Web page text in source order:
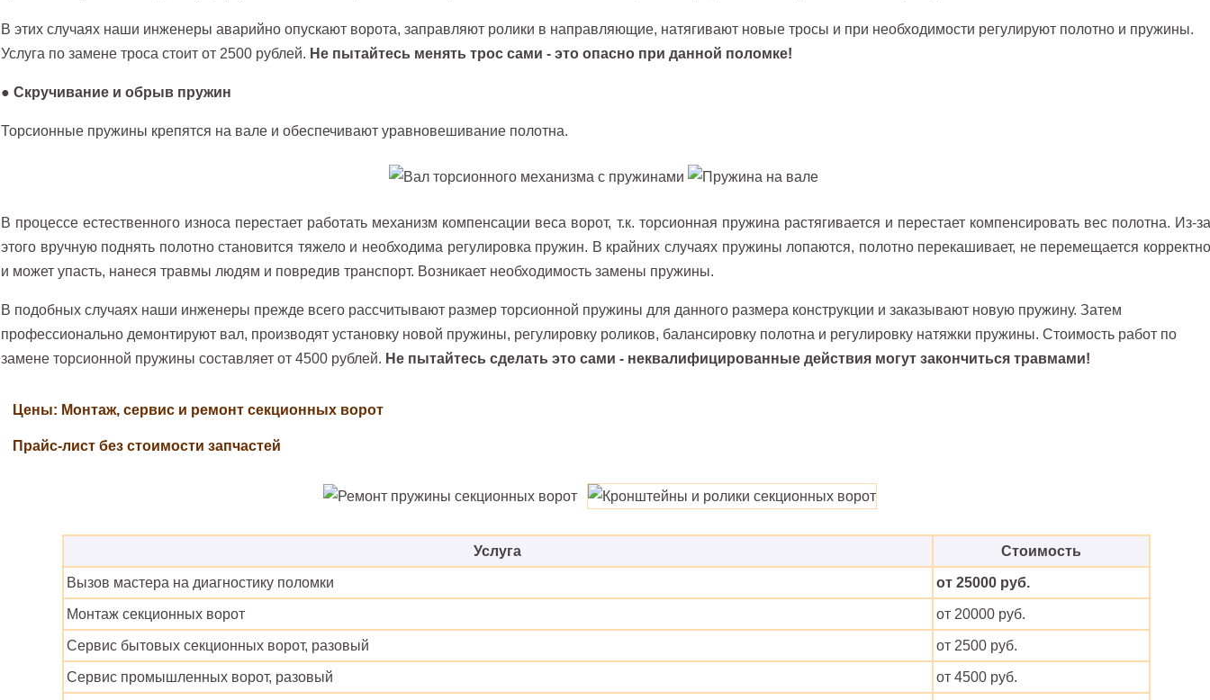
В этих случаях наши инженеры аварийно опускают ворота, заправляют ролики в направляющие, натягивают новые тросы и при необходимости регулируют полотно и пружины.
Услуга по замене троса стоит от 2500 рублей. Не пытайтесь менять трос сами - это опасно при данной поломке!
● Скручивание и обрыв пружин
Торсионные пружины крепятся на вале и обеспечивают уравновешивание полотна.
В процессе естественного износа перестает работать механизм компенсации веса ворот, т.к. торсионная пружина растягивается и перестает компенсировать вес полотна. Из-за
этого вручную поднять полотно становится тяжело и необходима регулировка пружин. В крайних случаях пружины лопаются, полотно перекашивает, не перемещается корректно
и может упасть, нанеся травмы людям и повредив транспорт. Возникает необходимость замены пружины.
В подобных случаях наши инженеры прежде всего рассчитывают размер торсионной пружины для данного размера конструкции и заказывают новую пружину. Затем
профессионально демонтируют вал, производят установку новой пружины, регулировку роликов, балансировку полотна и регулировку натяжки пружины. Стоимость работ по
замене торсионной пружины составляет от 4500 рублей. Не пытайтесь сделать это сами - неквалифицированные действия могут закончиться травмами!
Цены: Монтаж, сервис и ремонт секционных ворот
Прайс-лист без стоимости запчастей
Услуга Стоимость
Вызов мастера на диагностику поломки от 25000 руб.
Монтаж секционных ворот от 20000 руб.
Сервис бытовых секционных ворот, разовый от 2500 руб.
Сервис промышленных ворот, разовый от 4500 руб.